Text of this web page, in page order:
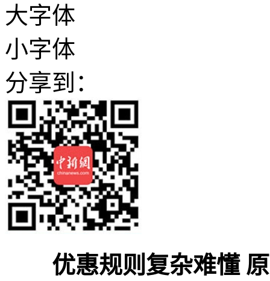
大字体
小字体
分享到：
优惠规则复杂难懂